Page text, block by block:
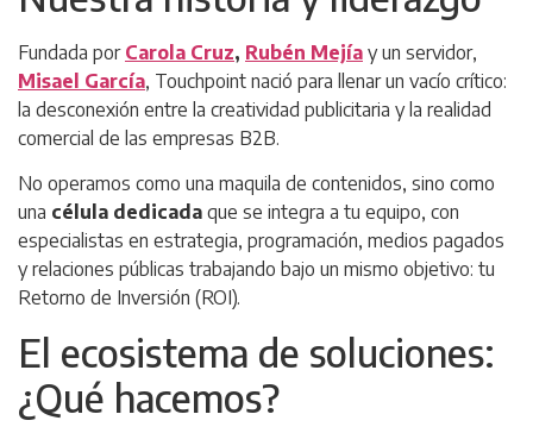
Fundada por Carola Cruz, Rubén Mejía y un servidor,
Misael García, Touchpoint nació para llenar un vacío crítico:
la desconexión entre la creatividad publicitaria y la realidad
comercial de las empresas B2B.
No operamos como una maquila de contenidos, sino como
una célula dedicada que se integra a tu equipo, con
especialistas en estrategia, programación, medios pagados
y relaciones públicas trabajando bajo un mismo objetivo: tu
Retorno de Inversión (ROI).
El ecosistema de soluciones:
¿Qué hacemos?